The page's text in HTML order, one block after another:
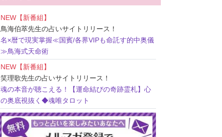
NEW【新番組】
鳥海伯萃先生の占いサイトリリース！
名×暦で現実掌握≪国賓/各界VIPも命託す的中奥儀
≫鳥海式天命術
NEW【新番組】
笑理歌先生の占いサイトリリース！
魂の本音が聴こえる！【運命結びの奇跡霊札】心
の奥底視抜く◆魂唯タロット